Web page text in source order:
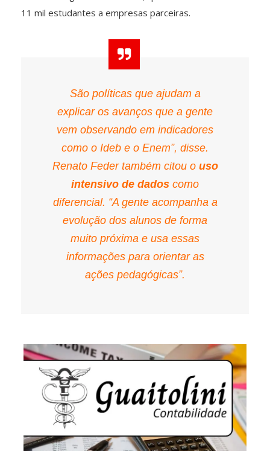
11 mil estudantes a empresas parceiras.
São políticas que ajudam a
explicar os avanços que a gente
vem observando em indicadores
como o Ideb e o Enem”, disse.
Renato Feder também citou o uso
intensivo de dados como
diferencial. “A gente acompanha a
evolução dos alunos de forma
muito próxima e usa essas
informações para orientar as
ações pedagógicas”.